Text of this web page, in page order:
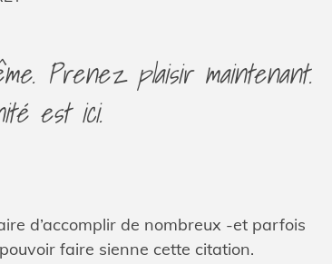
Prenez plaisir maintenant.
est ici.
d’accomplir de nombreux -et parfois
faire sienne cette citation.